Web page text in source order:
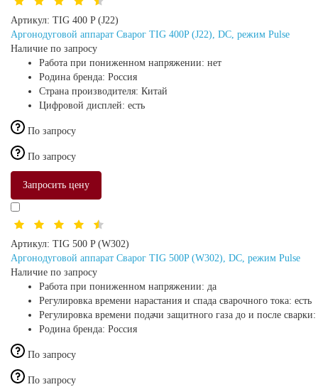
Артикул: TIG 400 P (J22)
Аргонодуговой аппарат Сварог TIG 400P (J22), DC, режим Pulse
Наличие по запросу
Работа при пониженном напряжении: нет
Родина бренда: Россия
Страна производителя: Китай
Цифровой дисплей: есть
По запросу
По запросу
Запросить цену
Артикул: TIG 500 P (W302)
Аргонодуговой аппарат Сварог TIG 500P (W302), DC, режим Pulse
Наличие по запросу
Работа при пониженном напряжении: да
Регулировка времени нарастания и спада сварочного тока: есть
Регулировка времени подачи защитного газа до и после сварки:
Родина бренда: Россия
По запросу
По запросу